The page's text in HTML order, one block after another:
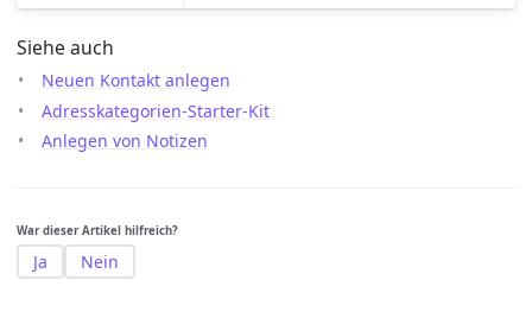
Siehe auch
Neuen Kontakt anlegen
Adresskategorien-Starter-Kit
Anlegen von Notizen
War dieser Artikel hilfreich?
Ja Nein